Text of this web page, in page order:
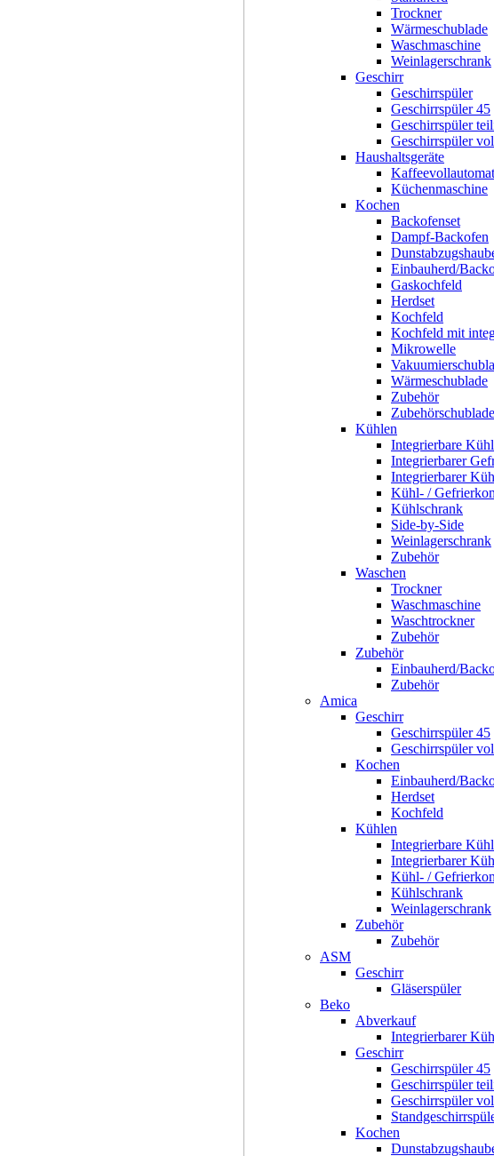
Trockner
Wärmeschublade
Waschmaschine
Weinlagerschrank
Geschirr
Geschirrspüler
Geschirrspüler 45
Geschirrspüler
Geschirrspüler
Haushaltsgeräte
Küchenmaschine
Kochen
Backofenset
Dampf-Backofen
Einbauherd/
Gaskochfeld
Herdset
Kochfeld
Kochfeld mit
Mikrowelle
Wärmeschublade
Zubehör
Zubehörschublade
Kühlen
Integrierbare
Integrierbarer
Integrierbarer
Kühl- /
Kühlschrank
Side-by-Side
Weinlagerschrank
Zubehör
Waschen
Trockner
Waschmaschine
Waschtrockner
Zubehör
Zubehör
Einbauherd/
Zubehör
Amica
Geschirr
Geschirrspüler 45
Geschirrspüler
Kochen
Einbauherd/
Herdset
Kochfeld
Kühlen
Integrierbare
Integrierbarer
Kühl- /
Kühlschrank
Weinlagerschrank
Zubehör
Zubehör
ASM
Geschirr
Gläserspüler
Beko
Abverkauf
Integrierbarer
Geschirr
Geschirrspüler 45
Geschirrspüler
Geschirrspüler
Kochen